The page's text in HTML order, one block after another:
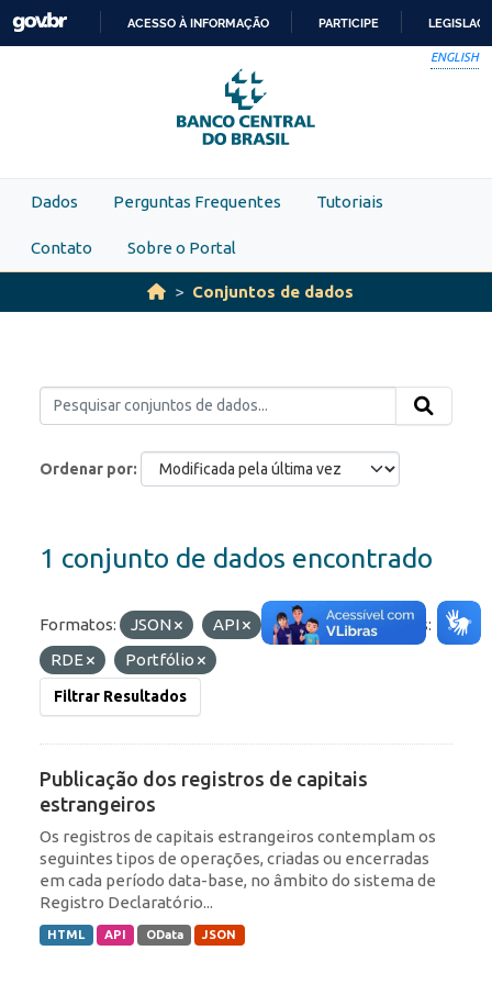
Skip to main content
PARA
O
CONTEÚDO
ACESSO À INFORMAÇÃO PARTICIPE
ENGLISH
Dados Perguntas Frequentes Tutoriais
Contato Sobre o Portal
Conjuntos de dados
Ordenar por
1 conjunto de dados encontrado
Formatos: JSON API HTML
Etiquetas:
RDE
Portfólio
Filtrar Resultados
Publicação dos registros de capitais
estrangeiros
Os registros de capitais estrangeiros contemplam os
seguintes tipos de operações, criadas ou encerradas
em cada período data-base, no âmbito do sistema de
Registro Declaratório...
HTML API OData JSON